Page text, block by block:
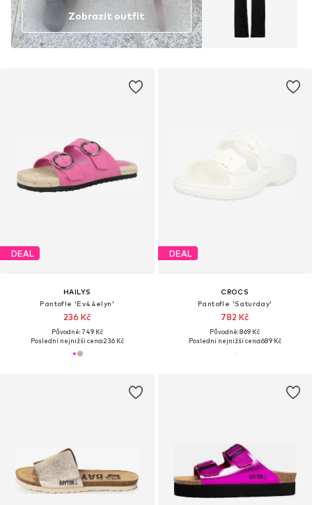
Zobrazit outfit
DEAL
HAILYS
Pantofle 'Ev44elyn'
236 Kč
Původně: 749 Kč
Poslední nejnižší cena:236 Kč
DEAL
CROCS
Pantofle 'Saturday'
782 Kč
Původně: 869 Kč
Poslední nejnižší cena:689 Kč